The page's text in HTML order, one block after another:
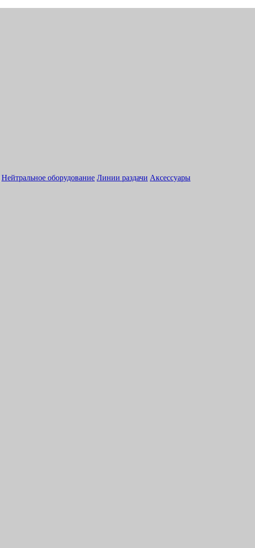
Нейтральное оборудование Линии раздачи Аксессуары